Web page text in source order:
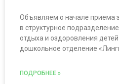
Объявляем о начале приема
в структурное
отдыха и оздоровления
дошкольное отделение
ПОДРОБНЕЕ »